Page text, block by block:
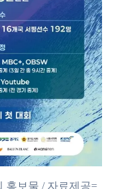
홍보물 / 자료제공=